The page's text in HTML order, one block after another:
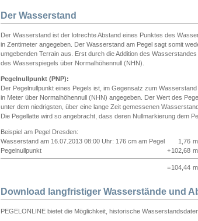
Der Wasserstand
Der Wasserstand ist der lotrechte Abstand eines Punktes des
in Zentimeter angegeben. Der Wasserstand am Pegel sagt somit
umgebenden Terrain aus. Erst durch die Addition des
des Wasserspiegels über Normalhöhennull (NHN).
Pegelnullpunkt (PNP):
Der Pegelnullpunkt eines Pegels ist, im Gegensatz zum
in Meter über Normalhöhennull (NHN) angegeben. Der Wert des
unter dem niedrigsten, über eine lange Zeit gemessenen
Die Pegellatte wird so angebracht, dass deren Nullmarkierung dem
Beispiel am Pegel Dresden:
Wasserstand am 16.07.2013 08:00 Uhr: 176 cm am Pegel
1,76 m
Pegelnullpunkt
+102,68
=104,44
Download langfristiger Wasserstände und
PEGELONLINE bietet die Möglichkeit, historische